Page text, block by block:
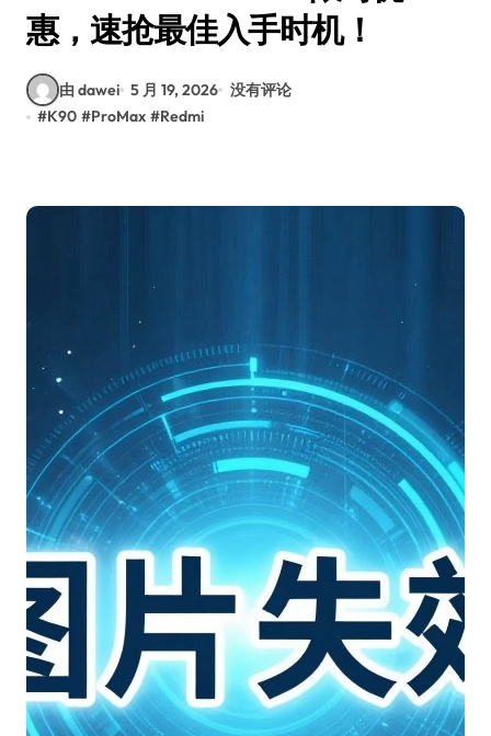
惠，速抢最佳入手时机！
由 dawei 5 月 19, 2026 没有评论
#K90 #ProMax #Redmi